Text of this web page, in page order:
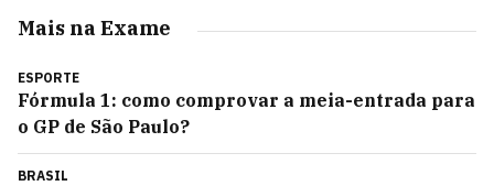
Mais na Exame
ESPORTE
Fórmula 1: como comprovar a meia-entrada para
o GP de São Paulo?
BRASIL